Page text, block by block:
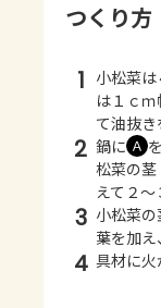
つくり方
1 小松菜
は１ｃｍ
て油抜き
2 鍋に Ａ
松菜の
えて２～
3 小松菜
葉を加え
4 具材に火